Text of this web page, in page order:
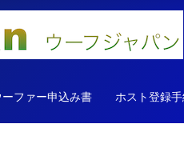
ーファー申込み書 ホスト登録手